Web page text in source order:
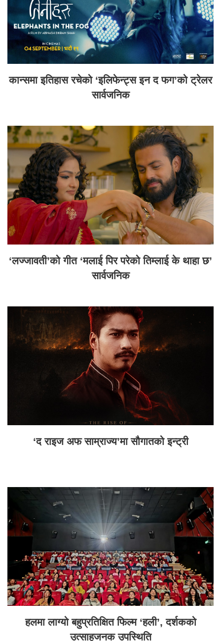
कान्समा इतिहास रचेको ‘इलिफेन्ट्स इन द फग’को ट्रेलर
सार्वजनिक
‘लज्जावती’को गीत ‘मलाई पिर परेको तिम्लाई के थाहा छ’
सार्वजनिक
‘द राइज अफ साम्राज्य’मा सौगातको इन्ट्री
हलमा लाग्यो बहुप्रतिक्षित फिल्म ‘हली’, दर्शकको
उत्साहजनक उपस्थिति